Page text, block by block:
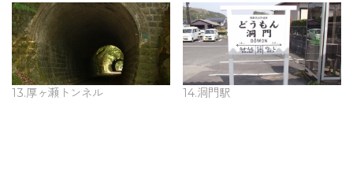
13.厚ヶ瀬トンネル 14.洞門駅